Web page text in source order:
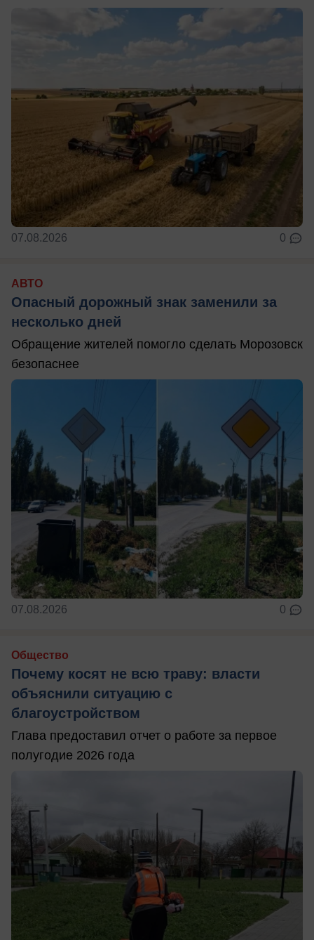
07.08.2026 0
АВТО
Опасный дорожный знак заменили за
несколько дней
Обращение жителей помогло сделать Морозовск
безопаснее
07.08.2026 0
Общество
Почему косят не всю траву: власти
объяснили ситуацию с
благоустройством
Глава предоставил отчет о работе за первое
полугодие 2026 года